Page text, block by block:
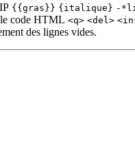
{{gras}} {italique} -
code HTML <q> <del>
des lignes vides.